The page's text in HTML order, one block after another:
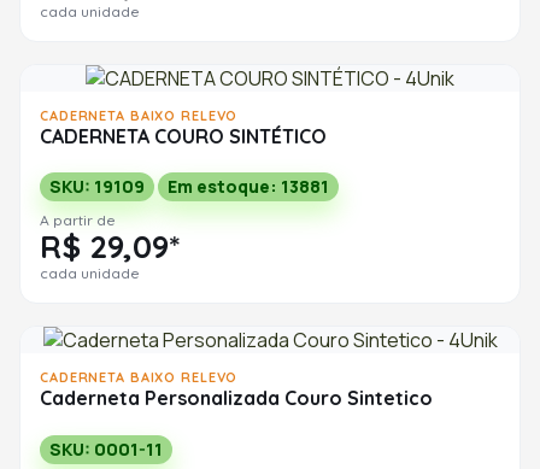
cada unidade
CADERNETA BAIXO RELEVO
CADERNETA COURO SINTÉTICO
SKU: 19109 Em estoque: 13881
A partir de
R$ 29,09*
cada unidade
CADERNETA BAIXO RELEVO
Caderneta Personalizada Couro Sintetico
SKU: 0001-11